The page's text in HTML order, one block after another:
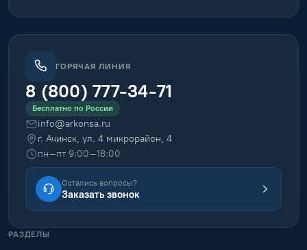
ГОРЯЧАЯ ЛИНИЯ
8 (800) 777-34-71
Бесплатно по России
info@arkonsa.ru
г. Ачинск, ул. 4 микрорайон, 4
пн–пт 9:00–18:00
Остались вопросы?
Заказать звонок
РАЗДЕЛЫ